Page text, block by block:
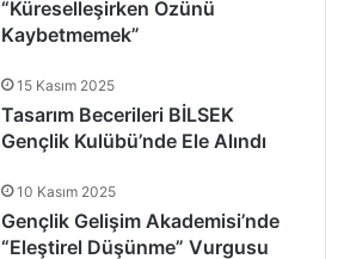
“Küreselleşirken Özünü
Kaybetmemek”
15 Kasım 2025
Tasarım Becerileri BİLSEK
Gençlik Kulübü’nde Ele Alındı
10 Kasım 2025
Gençlik Gelişim Akademisi’nde
“Eleştirel Düşünme” Vurgusu